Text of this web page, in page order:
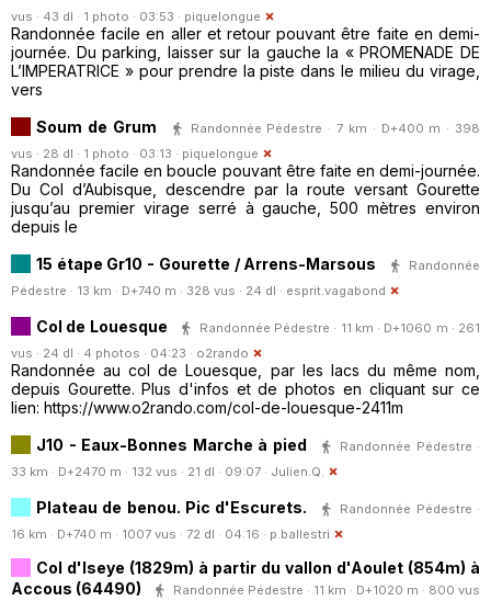
vus · 43 dl · 1 photo · 03:53 · piquelongue
Randonnée facile en aller et retour pouvant être faite en demi-
journée. Du parking, laisser sur la gauche la « PROMENADE DE
L’IMPERATRICE » pour prendre la piste dans le milieu du virage,
vers
Soum de Grum
Randonnée Pédestre · 7 km · D+400 m · 398
vus · 28 dl · 1 photo · 03:13 · piquelongue
Randonnée facile en boucle pouvant être faite en demi-journée.
Du Col d’Aubisque, descendre par la route versant Gourette
jusqu’au premier virage serré à gauche, 500 mètres environ
depuis le
15 étape Gr10 - Gourette / Arrens-Marsous
Randonnée
Pédestre · 13 km · D+740 m · 328 vus · 24 dl · esprit.vagabond
Col de Louesque
Randonnée Pédestre · 11 km · D+1060 m · 261
vus · 24 dl · 4 photos · 04:23 · o2rando
Randonnée au col de Louesque, par les lacs du même nom,
depuis Gourette. Plus d'infos et de photos en cliquant sur ce
lien: https://www.o2rando.com/col-de-louesque-2411m
J10 - Eaux-Bonnes Marche à pied
Randonnée Pédestre ·
33 km · D+2470 m · 132 vus · 21 dl · 09:07 · Julien.Q.
Plateau de benou. Pic d'Escurets.
Randonnée Pédestre ·
16 km · D+740 m · 1007 vus · 72 dl · 04:16 · p.ballestri
Col d'Iseye (1829m) à partir du vallon d'Aoulet (854m) à
Accous (64490)
Randonnée Pédestre · 11 km · D+1020 m · 800 vus